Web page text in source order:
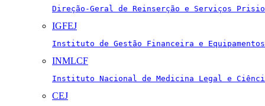
Direção-Geral de Reinserção e Serviços
IGFEJ
Instituto de Gestão Financeira e
INMLCF
Instituto Nacional de Medicina Legal e
CEJ